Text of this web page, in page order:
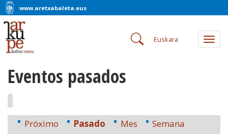
www.aretxabaleta.eus
Euskara
Eventos pasados
Próximo Pasado Mes
Semana